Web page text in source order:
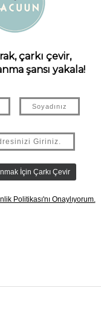
ÜRÜN ÖNERILERI
çocuklar için.